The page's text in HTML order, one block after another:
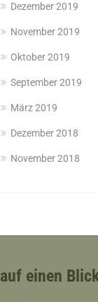
Dezember 2019
November 2019
Oktober 2019
September 2019
März 2019
Dezember 2018
November 2018
einen